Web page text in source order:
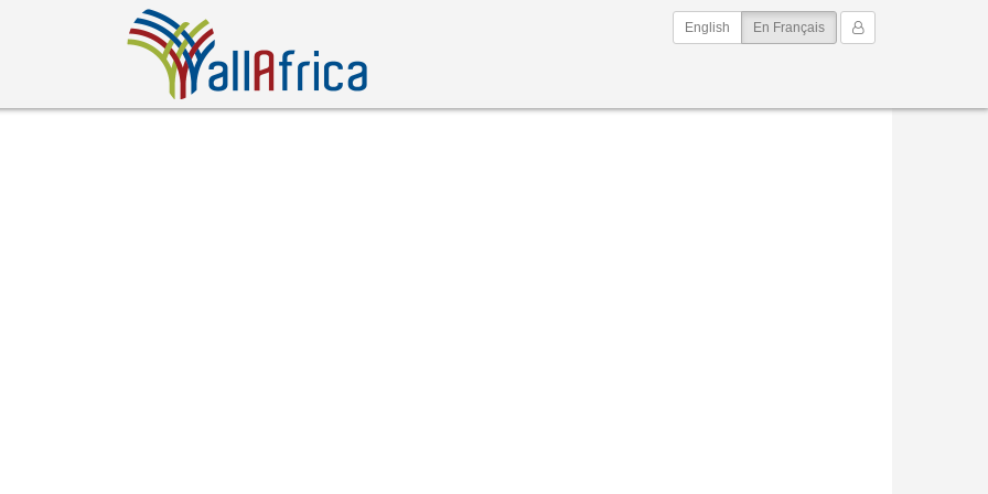
Mon Compte
English En Français(current)